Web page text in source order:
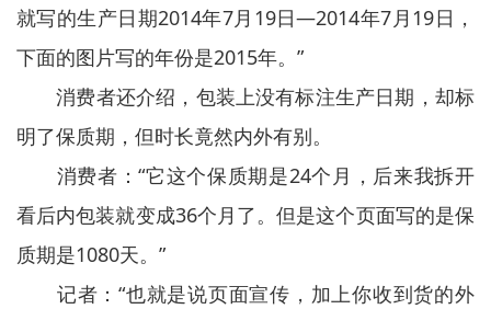
就写的生产日期2014年7月19日—2014年7月19日，
下面的图片写的年份是2015年。”
消费者还介绍，包装上没有标注生产日期，却标
明了保质期，但时长竟然内外有别。
消费者：“它这个保质期是24个月，后来我拆开
看后内包装就变成36个月了。但是这个页面写的是保
质期是1080天。”
记者：“也就是说页面宣传，加上你收到货的外